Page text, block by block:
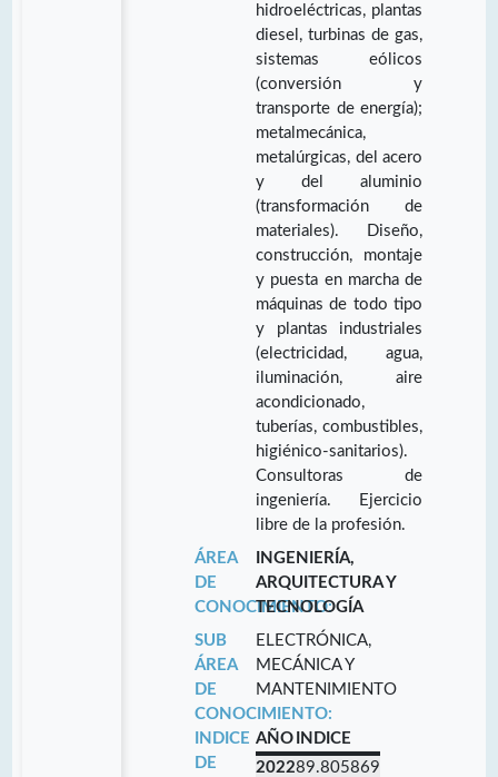
hidroeléctricas, plantas
diesel, turbinas de gas,
sistemas eólicos
(conversión y
transporte de energía);
metalmecánica,
metalúrgicas, del acero
y del aluminio
(transformación de
materiales). Diseño,
construcción, montaje
y puesta en marcha de
máquinas de todo tipo
y plantas industriales
(electricidad, agua,
iluminación, aire
acondicionado,
tuberías, combustibles,
higiénico-sanitarios).
Consultoras de
ingeniería. Ejercicio
libre de la profesión.
ÁREA
DE
CONOCIMIENTO:
INGENIERÍA,
ARQUITECTURA Y
TECNOLOGÍA
SUB
ÁREA
DE
CONOCIMIENTO:
ELECTRÓNICA,
MECÁNICA Y
MANTENIMIENTO
INDICE
DE
AÑO INDICE
202289.805869